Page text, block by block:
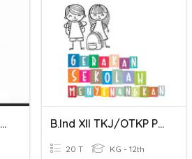
Perumusan Dan Pengesahan UUD NRI 1945 B.Ind XII TKJ/OTKP Pretes
20 T KG - 12th